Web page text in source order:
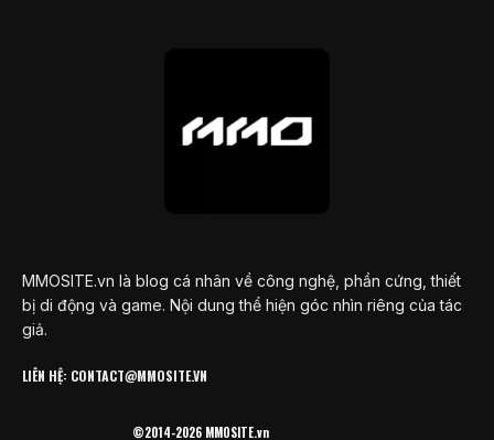
MMOSITE.vn là blog cá nhân về công nghệ, phần cứng, thiết
bị di động và game. Nội dung thể hiện góc nhìn riêng của tác
giả.
LIÊN HỆ: CONTACT@MMOSITE.VN
©2014-2026 MMOSITE.vn